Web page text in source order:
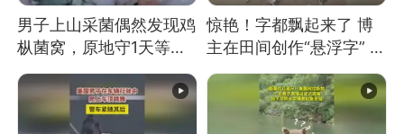
男子上山采菌偶然发现鸡
枞菌窝，原地守1天等它
长大：挖了140多朵
惊艳！字都飘起来了 博
主在田间创作“悬浮字” 网
友：真·裸眼3D！